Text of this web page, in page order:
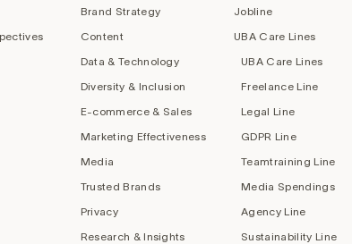
Brand Strategy
Content
Data & Technology
Diversity & Inclusion
E-commerce & Sales
Marketing Effectiveness
Media
Trusted Brands
Privacy
Research & Insights
Jobline
UBA Care Lines
UBA Care Lines
Freelance Line
Legal Line
GDPR Line
Teamtraining Line
Media Spendings
Agency Line
Sustainability Line